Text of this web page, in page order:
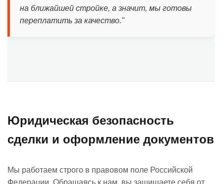
на ближайшей стройке, а значит, мы готовы
переплатить за качество."
Юридическая безопасность
сделки и оформление документов
Мы работаем строго в правовом поле Российской